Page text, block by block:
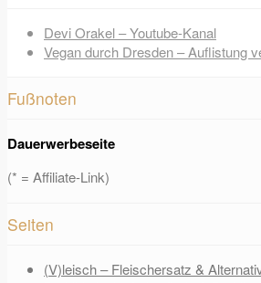
Devi Orakel – Youtube-Kanal
Vegan durch Dresden – Auflistung
Fußnoten
Dauerwerbeseite
(* = Affiliate-Link)
Seiten
(V)leisch – Fleischersatz &